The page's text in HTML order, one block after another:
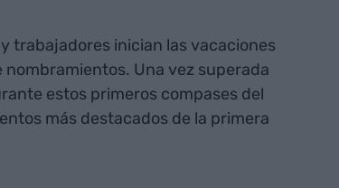
trabajadores inician las vacaciones
Una vez superada
estos primeros compases del
más destacados de la primera